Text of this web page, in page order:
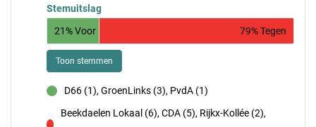
Stemuitslag
21% Voor
79% Tegen
Toon stemmen
D66 (1), GroenLinks (3), PvdA (1)
Beekdaelen Lokaal (6), CDA (5), Rijkx-Kollée (2),